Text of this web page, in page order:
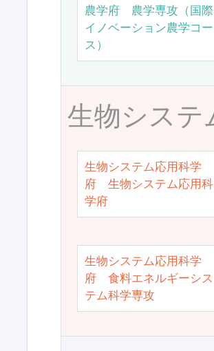
農学府 農学専攻（国際
イノベーション農学コー
ス）
生物システ
生物システム応用科学
府 生物システム応用科
学府
生物システム応用科学
府 食料エネルギーシス
テム科学専攻